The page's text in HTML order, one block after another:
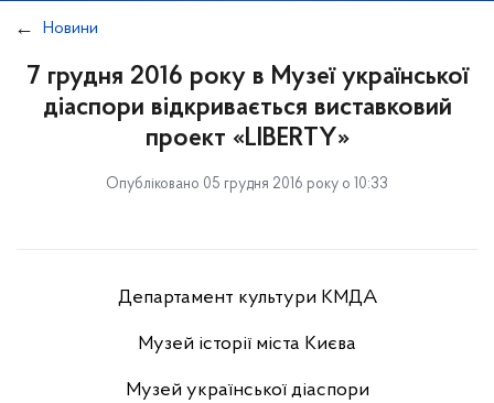
Новини
7 грудня 2016 року в Музеї української
діаспори відкривається виставковий
проект «LIBERTY»
Опубліковано 05 грудня 2016 року о 10:33
Департамент культури КМДА
Музей історії міста Києва
Музей української діаспори